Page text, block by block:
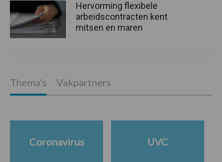
Hervorming flexibele
arbeidscontracten kent
mitsen en maren
Thema's Vakpartners
Coronavirus UVC